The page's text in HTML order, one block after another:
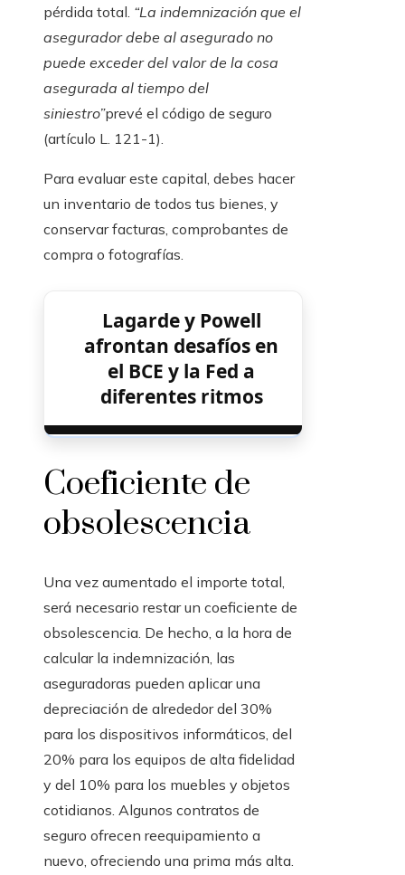
pérdida total. “La indemnización que el
asegurador debe al asegurado no
puede exceder del valor de la cosa
asegurada al tiempo del
siniestro”prevé el código de seguro
(artículo L. 121-1).
Para evaluar este capital, debes hacer
un inventario de todos tus bienes, y
conservar facturas, comprobantes de
compra o fotografías.
Lagarde y Powell
afrontan desafíos en
el BCE y la Fed a
diferentes ritmos
Coeficiente de
obsolescencia
Una vez aumentado el importe total,
será necesario restar un coeficiente de
obsolescencia. De hecho, a la hora de
calcular la indemnización, las
aseguradoras pueden aplicar una
depreciación de alrededor del 30%
para los dispositivos informáticos, del
20% para los equipos de alta fidelidad
y del 10% para los muebles y objetos
cotidianos. Algunos contratos de
seguro ofrecen reequipamiento a
nuevo, ofreciendo una prima más alta.